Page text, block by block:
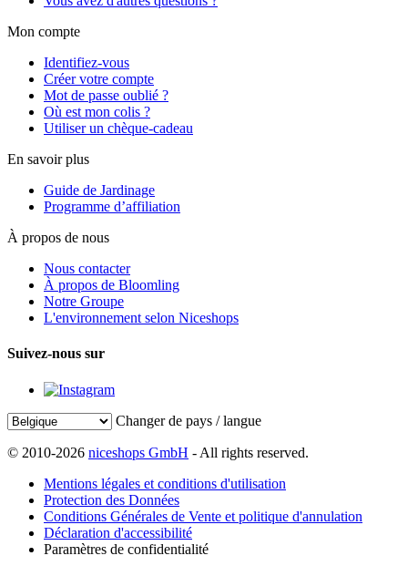
Mon compte
Identifiez-vous
Créer votre compte
Mot de passe oublié ?
Où est mon colis ?
Utiliser un chèque-cadeau
En savoir plus
Guide de Jardinage
Programme d’affiliation
À propos de nous
Nous contacter
À propos de Bloomling
Notre Groupe
L'environnement selon Niceshops
Suivez-nous sur
Changer de pays / langue
© 2010-2026 niceshops GmbH - All rights reserved.
Mentions légales et conditions d'utilisation
Protection des Données
Conditions Générales de Vente et politique d'annulation
Déclaration d'accessibilité
Paramètres de confidentialité